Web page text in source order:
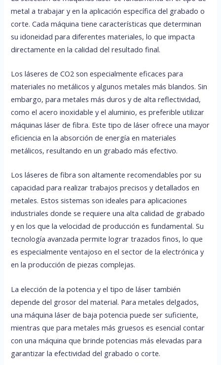
metal a trabajar y en la aplicación específica del grabado o
corte. Cada máquina tiene características que determinan
su idoneidad para diferentes materiales, lo que impacta
directamente en la calidad del resultado final.
Los láseres de CO2 son especialmente eficaces para
materiales no metálicos y algunos metales más blandos. Sin
embargo, para metales más duros y de alta reflectividad,
como el acero inoxidable y el aluminio, es preferible utilizar
máquinas láser de fibra. Este tipo de láser ofrece una mayor
eficiencia en la absorción de energía en materiales
metálicos, resultando en un grabado más efectivo.
Los láseres de fibra son altamente recomendables por su
capacidad para realizar trabajos precisos y detallados en
metales. Estos sistemas son ideales para aplicaciones
industriales donde se requiere una alta calidad de grabado
y en los que la velocidad de producción es fundamental. Su
tecnología avanzada permite lograr trazados finos, lo que
es especialmente ventajoso en el sector de la electrónica y
en la producción de piezas complejas.
La elección de la potencia y el tipo de láser también
depende del grosor del material. Para metales delgados,
una máquina láser de baja potencia puede ser suficiente,
mientras que para metales más gruesos es esencial contar
con una máquina que brinde potencias más elevadas para
garantizar la efectividad del grabado o corte.